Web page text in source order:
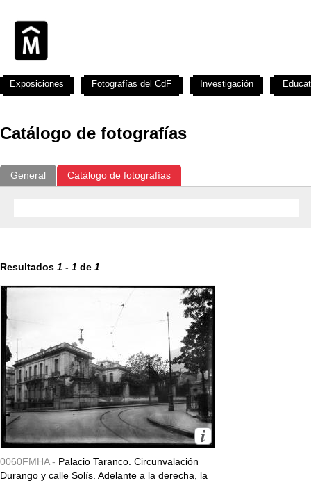
Catálogo de fotografías
General Catálogo de fotografías
Resultados 1 - 1 de 1
0060FMHA - Palacio Taranco. Circunvalación
Durango y calle Solís. Adelante a la derecha, la
Exposiciones Fotografías del CdF Investigación